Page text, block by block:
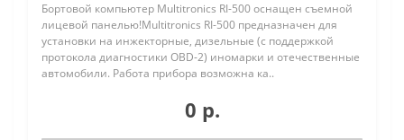
Бортовой компьютер Multitronics RI-500 оснащен съемной
лицевой панелью!Multitronics RI-500 предназначен для
установки на инжекторные, дизельные (с поддержкой
протокола диагностики OBD-2) иномарки и отечественные
автомобили. Работа прибора возможна ка..
0 р.